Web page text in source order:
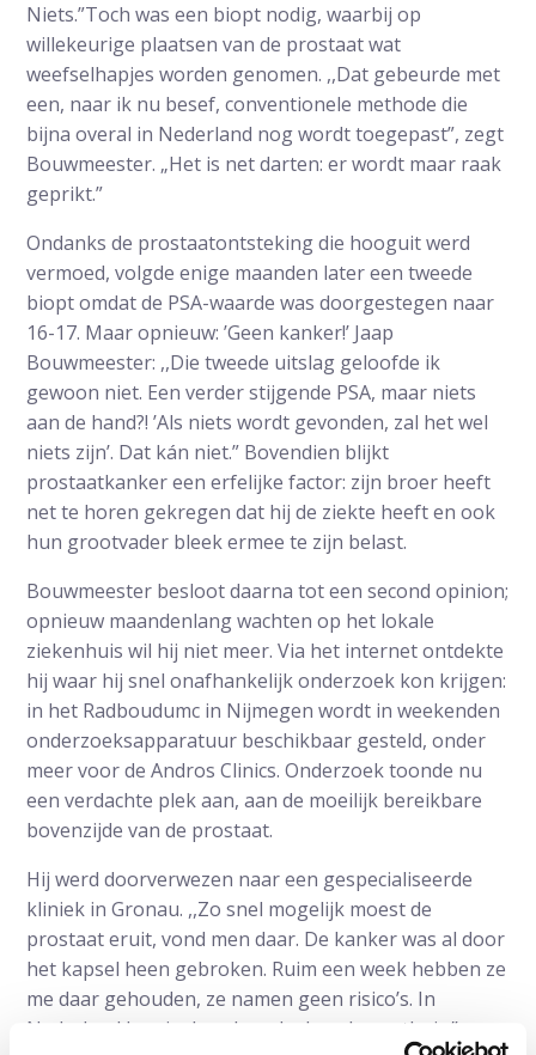
Niets.”Toch was een biopt nodig, waarbij op
willekeurige plaatsen van de prostaat wat
weefselhapjes worden genomen. ,,Dat gebeurde met
een, naar ik nu besef, conventionele methode die
bijna overal in Nederland nog wordt toegepast”, zegt
Bouwmeester. „Het is net darten: er wordt maar raak
geprikt.”
Ondanks de prostaatontsteking die hooguit werd
vermoed, volgde enige maanden later een tweede
biopt omdat de PSA-waarde was doorgestegen naar
16-17. Maar opnieuw: ’Geen kanker!’ Jaap
Bouwmeester: ,,Die tweede uitslag geloofde ik
gewoon niet. Een verder stijgende PSA, maar niets
aan de hand?! ’Als niets wordt gevonden, zal het wel
niets zijn’. Dat kán niet.” Bovendien blijkt
prostaatkanker een erfelijke factor: zijn broer heeft
net te horen gekregen dat hij de ziekte heeft en ook
hun grootvader bleek ermee te zijn belast.
Bouwmeester besloot daarna tot een second opinion;
opnieuw maandenlang wachten op het lokale
ziekenhuis wil hij niet meer. Via het internet ontdekte
hij waar hij snel onafhankelijk onderzoek kon krijgen:
in het Radboudumc in Nijmegen wordt in weekenden
onderzoeksapparatuur beschikbaar gesteld, onder
meer voor de Andros Clinics. Onderzoek toonde nu
een verdachte plek aan, aan de moeilijk bereikbare
bovenzijde van de prostaat.
Hij werd doorverwezen naar een gespecialiseerde
kliniek in Gronau. ,,Zo snel mogelijk moest de
prostaat eruit, vond men daar. De kanker was al door
het kapsel heen gebroken. Ruim een week hebben ze
me daar gehouden, ze namen geen risico’s. In
Nederland ben je de volgende dag alweer thuis.”